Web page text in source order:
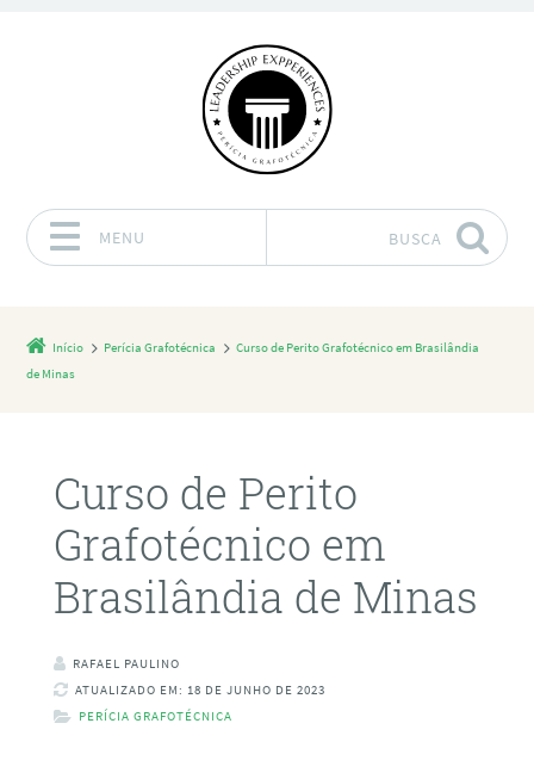
MENU BUSCA
Início Perícia Grafotécnica
Curso de Perito Grafotécnico em Brasilândia
de Minas
Curso de Perito
Grafotécnico em
Brasilândia de Minas
RAFAEL PAULINO
ATUALIZADO EM: 18 DE JUNHO DE 2023
PERÍCIA GRAFOTÉCNICA